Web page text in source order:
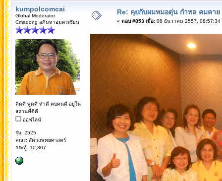
kumpolcomcai
Global Moderator
Cmadong อภิมหาอมตะเซียน
คิดดี พูดดี ทำดี คบคนดี อยู่ใน
สถานที่ดีดี
ออฟไลน์
รุ่น: 2525
คณะ: สัตวแพทยศาสตร์
กระทู้: 10,307
Re: คุยกับผมหมอตุ่น กำพล คมคาย
« ตอบ #853 เมื่อ:08 ธันวาคม 2557, 08:57:34